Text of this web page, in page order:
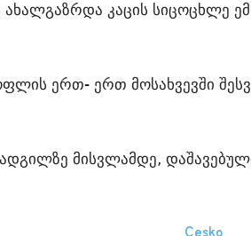
ახალგაზრდა კაცის სიცოცხლე
ერთ- ერთ მოსახვევში
ადგილზე მისვლამდე,